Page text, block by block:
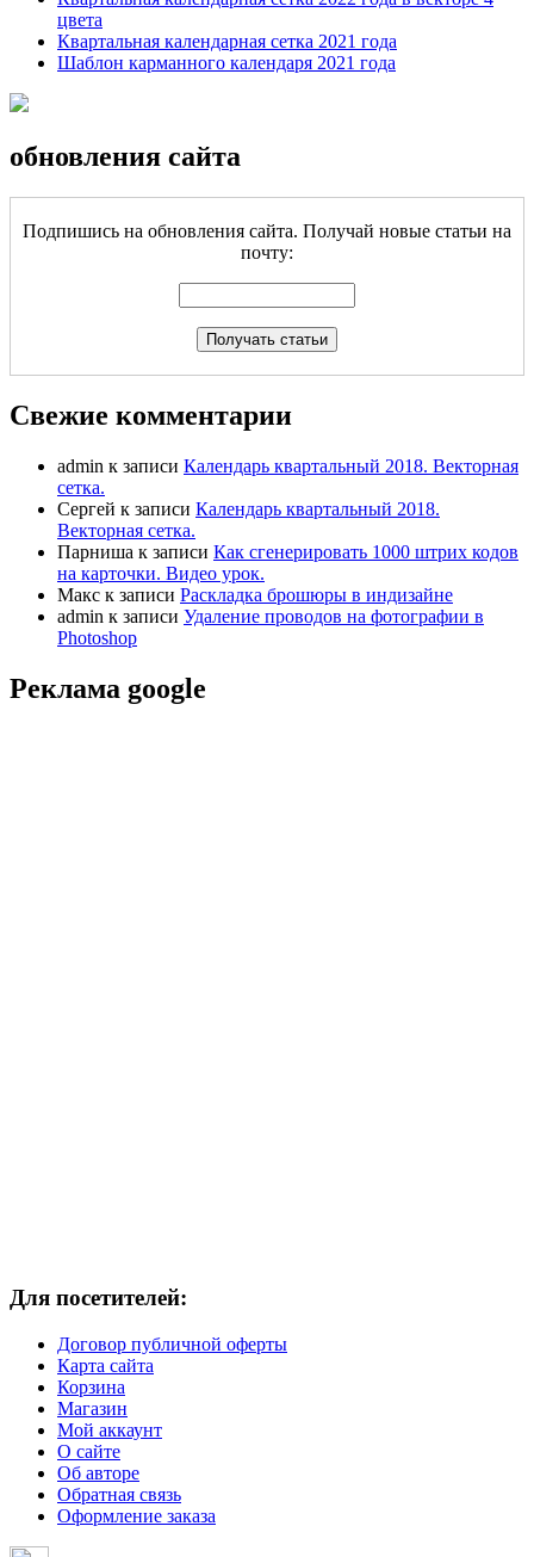
цвета
Квартальная календарная сетка 2021 года
Шаблон карманного календаря 2021 года
обновления сайта
Подпишись на обновления сайта. Получай новые статьи на
почту:
Свежие комментарии
admin к записи Календарь квартальный 2018. Векторная
сетка.
Сергей к записи Календарь квартальный 2018.
Векторная сетка.
Парниша к записи Как сгенерировать 1000 штрих кодов
на карточки. Видео урок.
Макс к записи Раскладка брошюры в индизайне
admin к записи Удаление проводов на фотографии в
Photoshop
Реклама google
Для посетителей:
Договор публичной оферты
Карта сайта
Корзина
Магазин
Мой аккаунт
О сайте
Об авторе
Обратная связь
Оформление заказа